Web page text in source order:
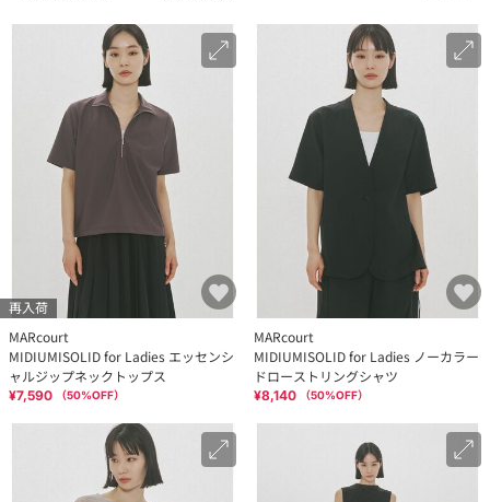
再入荷
MARcourt
MIDIUMISOLID for Ladies エッセンシ
ャルジップネックトップス
¥7,590 （50%OFF）
MARcourt
MIDIUMISOLID for Ladies ノーカラー
ドローストリングシャツ
¥8,140 （50%OFF）